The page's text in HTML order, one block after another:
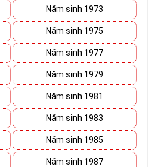
mang lại là gì?
Năm sinh 1973
Năm sinh 1975
Năm sinh 1977
Năm sinh 1979
Năm sinh 1981
Năm sinh 1983
Năm sinh 1985
Năm sinh 1987